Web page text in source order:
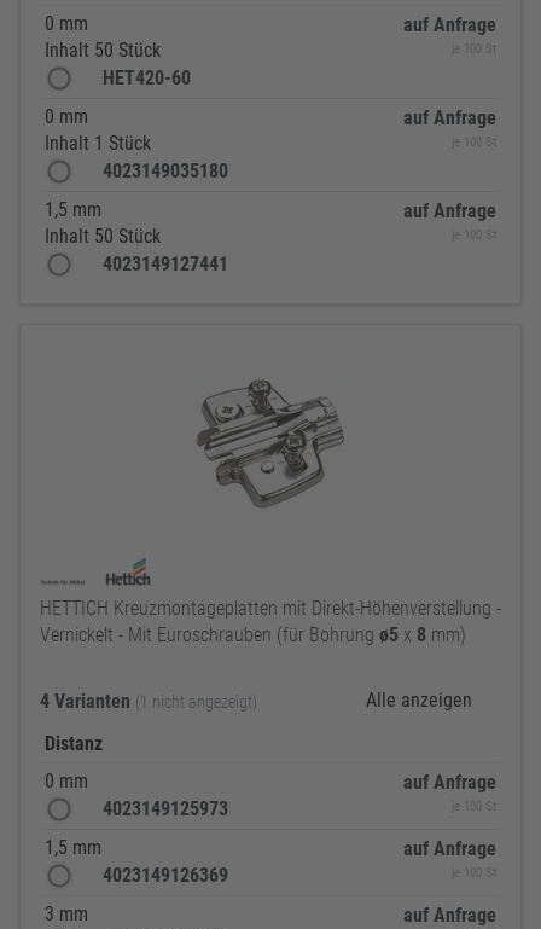
0 mm
Inhalt 50 Stück
HET420-60
auf Anfrage
je 100 St
0 mm
Inhalt 1 Stück
4023149035180
auf Anfrage
je 100 St
1,5 mm
Inhalt 50 Stück
4023149127441
auf Anfrage
je 100 St
HETTICH Kreuzmontageplatten mit Direkt-Höhenverstellung -
Vernickelt - Mit Euroschrauben (für Bohrung ø5 x 8 mm)
4 Varianten (1 nicht angezeigt)
Alle anzeigen
Distanz
0 mm
4023149125973
auf Anfrage
je 100 St
1,5 mm
4023149126369
auf Anfrage
je 100 St
3 mm
auf Anfrage